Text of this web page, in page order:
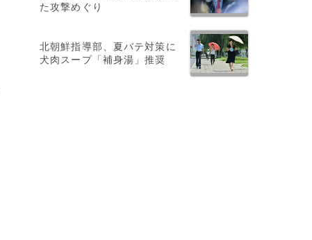
た攻撃めぐり
北朝鮮指導部、夏バテ対策に
犬肉スープ「補身湯」推奨